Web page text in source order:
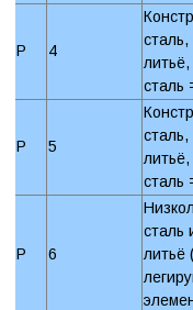
P 4
сталь,
сталь
P 5
сталь,
сталь
P 6
сталь
литьё